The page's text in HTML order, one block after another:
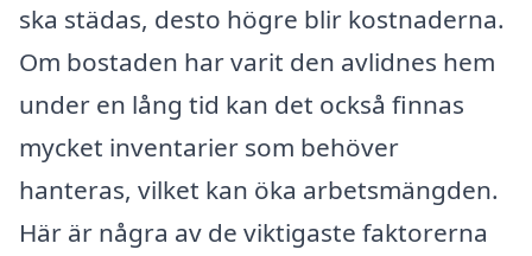
ska städas, desto högre blir kostnaderna.
Om bostaden har varit den avlidnes hem
under en lång tid kan det också finnas
mycket inventarier som behöver
hanteras, vilket kan öka arbetsmängden.
Här är några av de viktigaste faktorerna